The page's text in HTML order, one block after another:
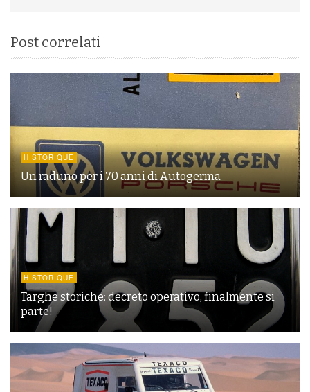
Post correlati
HISTORIQUE
Un raduno per i 70 anni di Autogerma
HISTORIQUE
Targhe storiche: decreto operativo, finalmente si
parte!